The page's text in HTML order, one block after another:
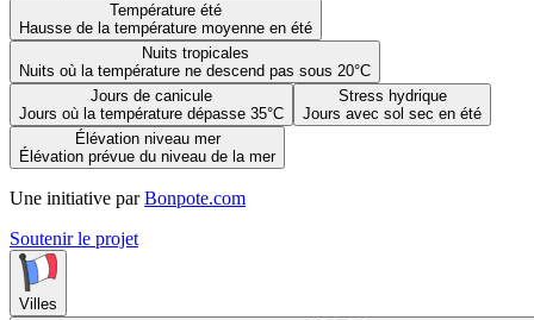
Température été
Hausse de la température moyenne en été
Nuits tropicales
Nuits où la température ne descend pas sous 20°C
Jours de canicule
Jours où la température dépasse 35°C
Stress hydrique
Jours avec sol sec en été
Élévation niveau mer
Élévation prévue du niveau de la mer
Une initiative par Bonpote.com
Soutenir le projet
Villes